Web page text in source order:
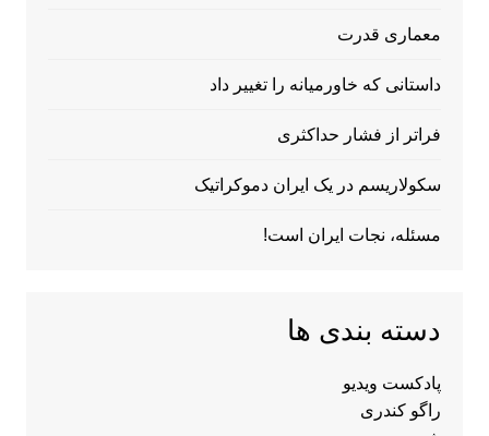
معماری قدرت
داستانی که خاورمیانه را تغییر داد
فراتر از فشار حداکثری
سکولاریسم در یک ایران دموکراتیک
مسئله، نجات ایران است!
دسته بندی ها
پادکست ویدیو
راگو کندری